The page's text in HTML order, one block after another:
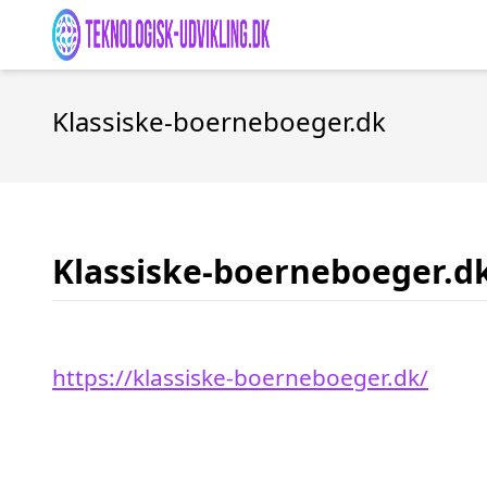
Klassiske-boerneboeger.dk
Klassiske-
https://klassiske-boerneboeger.dk/